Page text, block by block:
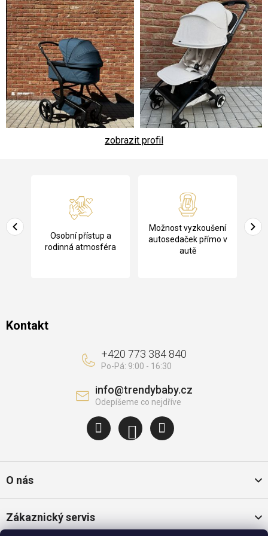
zobrazit profil
a
Osobní přístup a
rodinná atmosféra
Možnost vyzkoušení
autosedaček přímo v
autě
Kontakt
info@trendybaby.cz
+420 773 384 840
O nás
Zákaznický servis